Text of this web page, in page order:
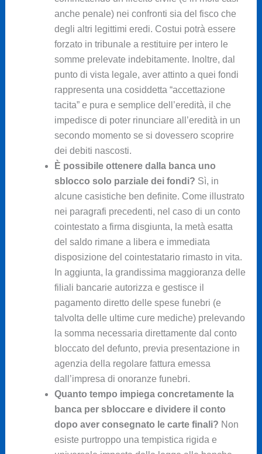
anche penale) nei confronti sia del fisco che
degli altri legittimi eredi. Costui potrà essere
forzato in tribunale a restituire per intero le
somme prelevate indebitamente. Inoltre, dal
punto di vista legale, aver attinto a quei fondi
rappresenta una cosiddetta “accettazione
tacita” e pura e semplice dell’eredità, il che
impedisce di poter rinunciare all’eredità in un
secondo momento se si dovessero scoprire
dei debiti nascosti.
È possibile ottenere dalla banca uno
sblocco solo parziale dei fondi? Sì, in
alcune casistiche ben definite. Come illustrato
nei paragrafi precedenti, nel caso di un conto
cointestato a firma disgiunta, la metà esatta
del saldo rimane a libera e immediata
disposizione del cointestatario rimasto in vita.
In aggiunta, la grandissima maggioranza delle
filiali bancarie autorizza e gestisce il
pagamento diretto delle spese funebri (e
talvolta delle ultime cure mediche) prelevando
la somma necessaria direttamente dal conto
bloccato del defunto, previa presentazione in
agenzia della regolare fattura emessa
dall’impresa di onoranze funebri.
Quanto tempo impiega concretamente la
banca per sbloccare e dividere il conto
dopo aver consegnato le carte finali? Non
esiste purtroppo una tempistica rigida e